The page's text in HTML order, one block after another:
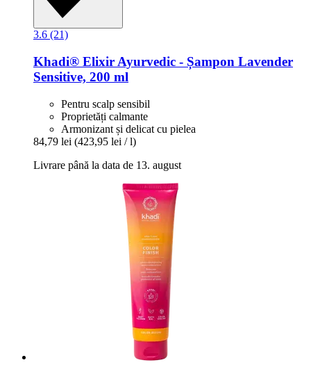
3.6 (21)
Khadi® Elixir Ayurvedic -​ Șampon Lavender
Sensitive, 200 ml
Pentru scalp sensibil
Proprietăți calmante
Armonizant și delicat cu pielea
84,79 lei (423,95 lei / l)
Livrare până la data de 13. august